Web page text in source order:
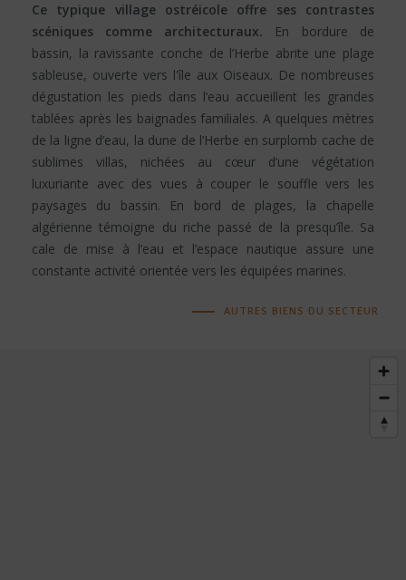
Ce typique village ostréicole offre ses contrastes
scéniques comme architecturaux.
En bordure de
bassin, la ravissante conche de l’Herbe abrite une plage
sableuse, ouverte vers l'île aux Oiseaux. De nombreuses
dégustation les pieds dans l’eau accueillent les grandes
tablées après les baignades familiales. A quelques mètres
de la ligne d’eau, la dune de l’Herbe en surplomb cache de
sublimes villas, nichées au cœur d’une végétation
luxuriante avec des vues à couper le souffle vers les
paysages du bassin. En bord de plages, la chapelle
algérienne témoigne du riche passé de la presqu’île. Sa
cale de mise à l’eau et l’espace nautique assure une
constante activité orientée vers les équipées marines.
AUTRES BIENS DU SECTEUR